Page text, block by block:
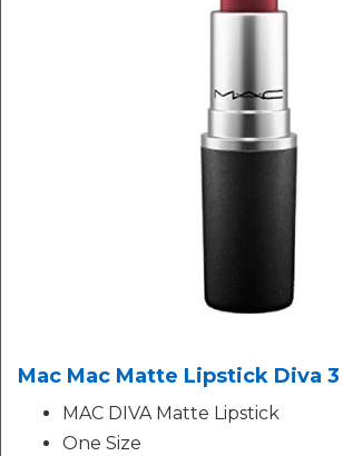
Mac Mac Matte Lipstick Diva 3
MAC DIVA Matte Lipstick
One Size